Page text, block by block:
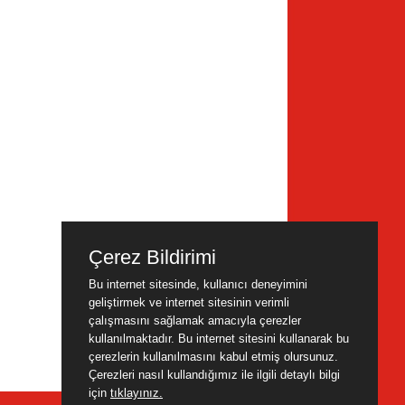
Çerez Bildirimi
Bu internet sitesinde, kullanıcı deneyimini
geliştirmek ve internet sitesinin verimli
çalışmasını sağlamak amacıyla çerezler
kullanılmaktadır. Bu internet sitesini kullanarak bu
çerezlerin kullanılmasını kabul etmiş olursunuz.
Çerezleri nasıl kullandığımız ile ilgili detaylı bilgi
için tıklayınız.